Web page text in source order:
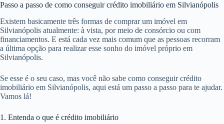
Passo a passo de como conseguir crédito imobiliário em Silvianópolis
Existem basicamente três formas de comprar um imóvel em
Silvianópolis atualmente: à vista, por meio de consórcio ou com
financiamentos. E está cada vez mais comum que as pessoas recorram
a última opção para realizar esse sonho do imóvel próprio em
Silvianópolis.
Se esse é o seu caso, mas você não sabe como conseguir crédito
imobiliário em Silvianópolis, aqui está um passo a passo para te ajudar.
Vamos lá!
1. Entenda o que é crédito imobiliário